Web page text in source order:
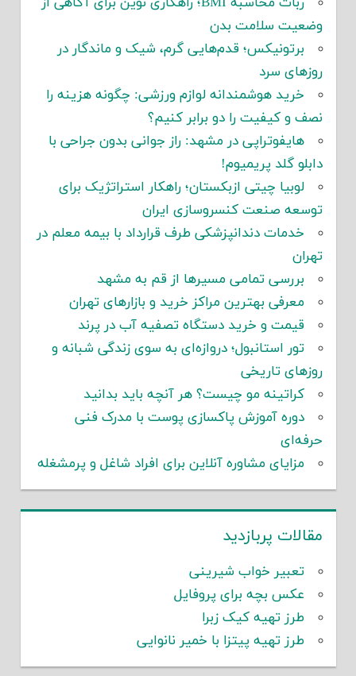
وضعیت سلامت بدن
برتونیکس؛ قدم‌هایی گرم، شیک و ماندگار در
روزهای سرد
خرید هوشمندانه لوازم ورزشی: چگونه هزینه را
نصف و کیفیت را دو برابر کنیم؟
هایفوتراپی در مشهد: راز جوانی بدون جراحی با
دابلو گلد پریمیوم!
لوبیا چیتی ازبکستان؛ راهکار استراتژیک برای
توسعه صنعت کنسروسازی ایران
خدمات دندانپزشکی طرف قرارداد با بیمه معلم در
تهران
بررسی تمامی مسیرها از قم به مشهد
معرفی بهترین مراکز خرید و بازارهای تهران
قیمت و خرید دستگاه تصفیه آب در پرند
تور استانبول؛ دروازه‌ای به سوی زندگی شبانه و
روزهای تاریخی
کراتینه مو چیست؟ هر آنچه باید بدانید
دوره آموزش پاکسازی پوست با مدرک فنی
حرفه‌ای
مزایای مشاوره آنلاین برای افراد شاغل و پرمشغله
مقالات پربازدید
تعبیر خواب شیرینی
عکس بچه برای پروفایل
طرز تهیه کیک زبرا
طرز تهیه پیتزا با خمیر نانوایی